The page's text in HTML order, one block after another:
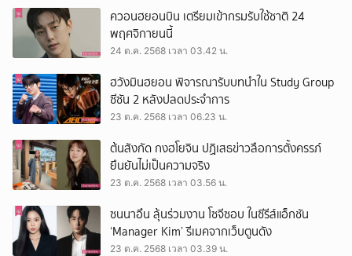
ควอนฮยอนบิน เตรียมเข้ากรมรับใช้ชาติ 24
พฤศจิกายนนี้
24 ต.ค. 2568 เวลา 03.42 น.
ฮวังมินฮยอน พิจารณารับบทนำใน Study Group
ซีซัน 2 หลังปลดประจำการ
23 ต.ค. 2568 เวลา 06.23 น.
ต้นสังกัด กงฮโยจิน ปฏิเสธข่าวลือการตั้งครรภ์
ยืนยันไม่เป็นความจริง
23 ต.ค. 2568 เวลา 03.56 น.
ซนนาอึน ลุ้นร่วมงาน โซจีซอบ ในซีรีส์แอ็กชัน
‘Manager Kim’ รีเมคจากเว็บตูนดัง
23 ต.ค. 2568 เวลา 03.39 น.